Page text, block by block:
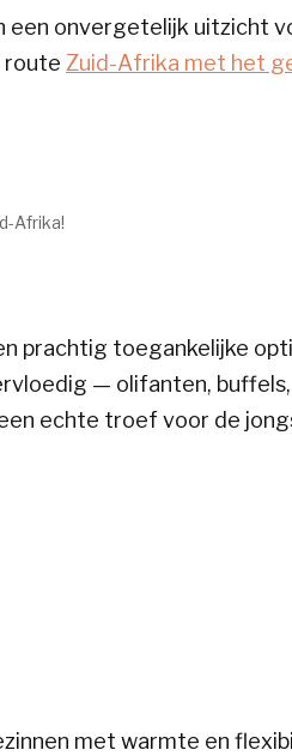
een onvergetelijk uitzicht
route Zuid-Afrika met het
Afrika!
prachtig toegankelijke
— olifanten,
echte troef voor de
met warmte en